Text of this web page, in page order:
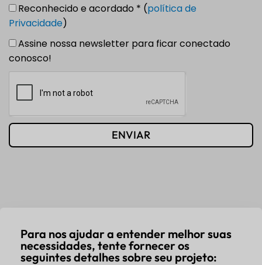
Reconhecido e acordado * (política de
Privacidade)
Assine nossa newsletter para ficar conectado
conosco!
ENVIAR
Para nos ajudar a entender melhor suas
necessidades, tente fornecer os
seguintes detalhes sobre seu projeto: